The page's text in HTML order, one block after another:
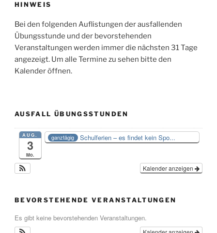
HINWEIS
Bei den folgenden Auflistungen der ausfallenden
Übungsstunde und der bevorstehenden
Veranstaltungen werden immer die nächsten 31 Tage
angezeigt. Um alle Termine zu sehen bitte den
Kalender öffnen.
AUSFALL ÜBUNGSSTUNDEN
AUG.
3
Mo.
ganztägig Schulferien – es findet kein Spo...
Kalender anzeigen
BEVORSTEHENDE VERANSTALTUNGEN
Es gibt keine bevorstehenden Veranstaltungen.